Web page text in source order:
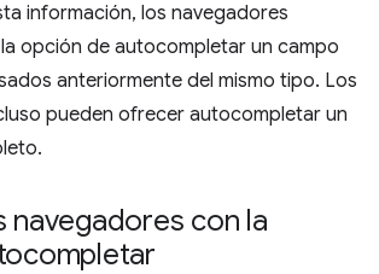
información, los navegadores
opción de autocompletar un campo
anteriormente del mismo tipo. Los
pueden ofrecer autocompletar un
navegadores con la